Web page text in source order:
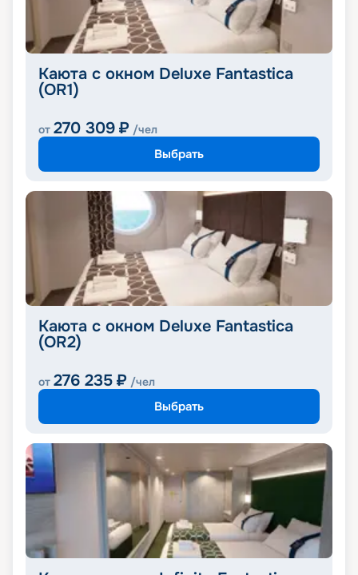
Каюта с окном Deluxe Fantastica
(OR1)
от 270 309 ₽ /чел
Выбрать
Каюта с окном Deluxe Fantastica
(OR2)
от 276 235 ₽ /чел
Выбрать